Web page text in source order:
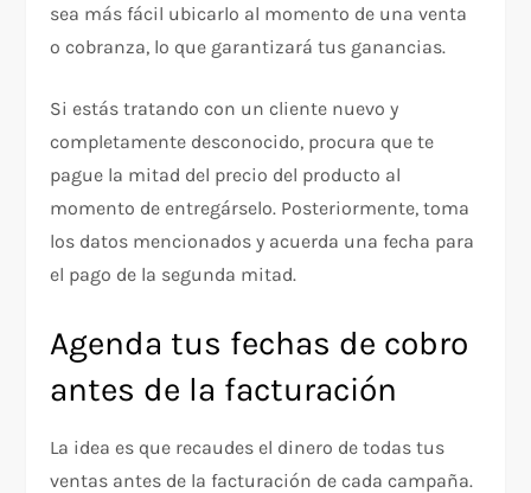
sea más fácil ubicarlo al momento de una venta
o cobranza, lo que garantizará tus ganancias.
Si estás tratando con un cliente nuevo y
completamente desconocido, procura que te
pague la mitad del precio del producto al
momento de entregárselo. Posteriormente, toma
los datos mencionados y acuerda una fecha para
el pago de la segunda mitad.
Agenda tus fechas de cobro
antes de la facturación
La idea es que recaudes el dinero de todas tus
ventas antes de la facturación de cada campaña.